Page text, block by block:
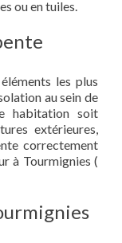
ou en tuiles.
les plus
au sein de
habitation soit
extérieures,
correctement
à Tourmignies (